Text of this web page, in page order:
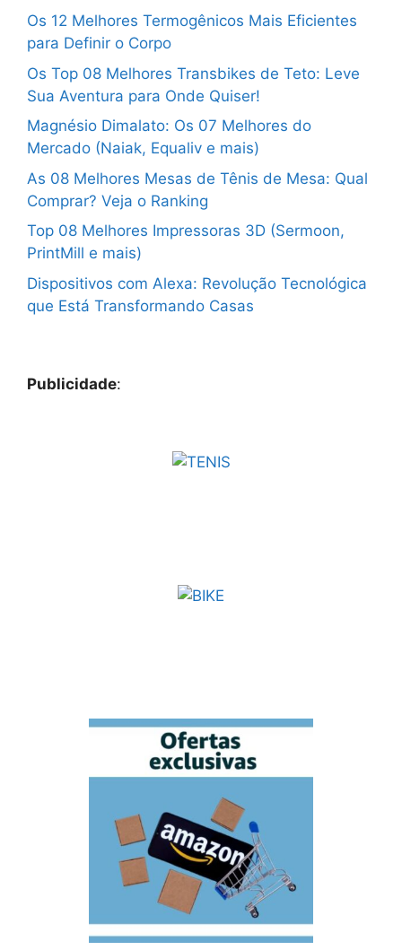
Os 12 Melhores Termogênicos Mais Eficientes
para Definir o Corpo
Os Top 08 Melhores Transbikes de Teto: Leve
Sua Aventura para Onde Quiser!
Magnésio Dimalato: Os 07 Melhores do
Mercado (Naiak, Equaliv e mais)
As 08 Melhores Mesas de Tênis de Mesa: Qual
Comprar? Veja o Ranking
Top 08 Melhores Impressoras 3D (Sermoon,
PrintMill e mais)
Dispositivos com Alexa: Revolução Tecnológica
que Está Transformando Casas
Publicidade: